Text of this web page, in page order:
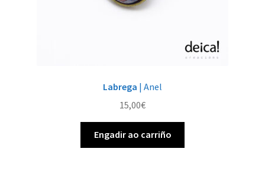
Labrega | Anel
15,00€
Engadir ao carriño